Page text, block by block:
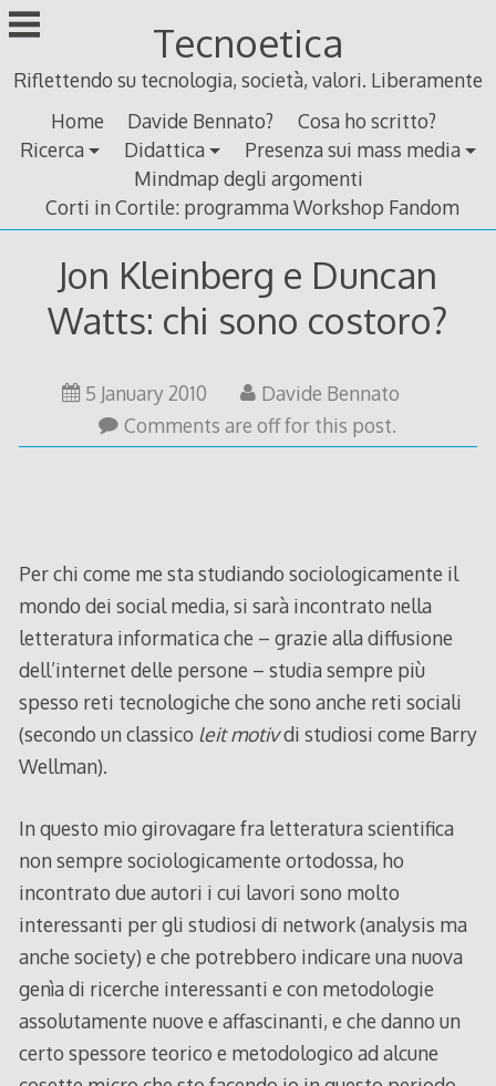
Skip
to
Tecnoetica
Riflettendo su tecnologia, società, valori. Liberamente
Home
Davide Bennato?
Cosa ho scritto?
Ricerca
Didattica
Presenza sui mass media
Mindmap degli argomenti
Corti in Cortile: programma Workshop Fandom
Jon Kleinberg e Duncan
Watts: chi sono costoro?
5 January 2010
September
Davide Bennato
Comments are off for this post.
Per chi come me sta studiando sociologicamente il
mondo dei social media, si sarà incontrato nella
letteratura informatica che – grazie alla diffusione
dell’internet delle persone – studia sempre più
spesso reti tecnologiche che sono anche reti sociali
(secondo un classico leit motivdi studiosi come Barry
Wellman).
In questo mio girovagare fra letteratura scientifica
non sempre sociologicamente ortodossa, ho
incontrato due autori i cui lavori sono molto
interessanti per gli studiosi di network (analysis ma
anche society) e che potrebbero indicare una nuova
genìa di ricerche interessanti e con metodologie
assolutamente nuove e affascinanti, e che danno un
certo spessore teorico e metodologico ad alcune